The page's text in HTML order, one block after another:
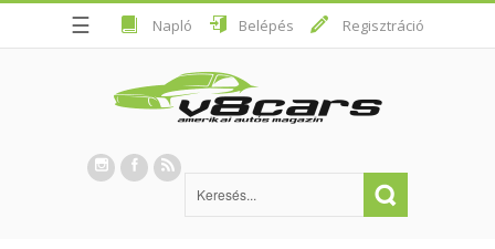
☰ Napló Belépés Regisztráció